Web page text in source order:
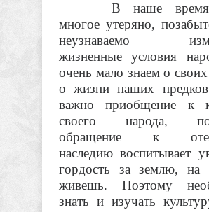
В наше
многое утеряно,
неузнаваемо
жизненные условия
очень мало знаем о
о жизни наших
важно приобщение к
своего народа,
обращение к
наследию воспитывает
гордость за землю, на
живешь. Поэтому
знать и изучать